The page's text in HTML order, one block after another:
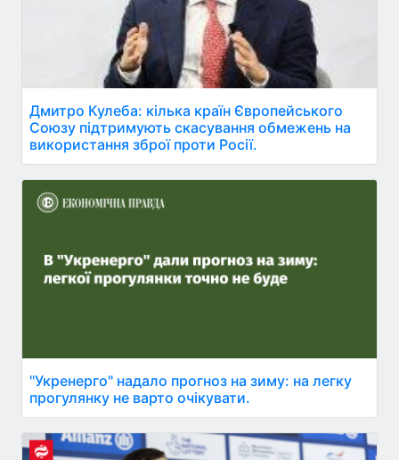
Дмитро Кулеба: кілька країн Європейського
Союзу підтримують скасування обмежень на
використання зброї проти Росії.
"Укренерго" надало прогноз на зиму: на легку
прогулянку не варто очікувати.